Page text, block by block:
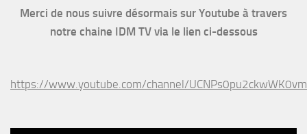
Merci de nous suivre désormais sur Youtube à travers
notre chaine IDM TV via le lien ci-dessous
https://www.youtube.com/channel/